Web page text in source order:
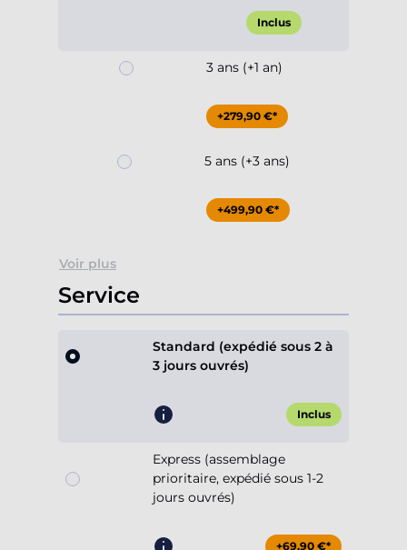
Inclus
3 ans (+1 an)
+279,90 €*
5 ans (+3 ans)
+499,90 €*
Voir plus
Service
Standard (expédié sous 2 à
3 jours ouvrés)
Inclus
Express (assemblage
prioritaire, expédié sous 1-2
jours ouvrés)
+69,90 €*